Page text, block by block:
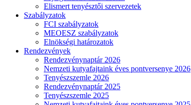
Elismert tenyésztői szervezetek
Szabályzatok
FCI szabályzatok
MEOESZ szabályzatok
Elnökségi határozatok
Rendezvények
Rendezvénynaptár 2026
Nemzeti kutyafajtaink éves pontversenye 2026
Tenyészszemle 2026
Rendezvénynaptár 2025
Tenyészszemle 2025